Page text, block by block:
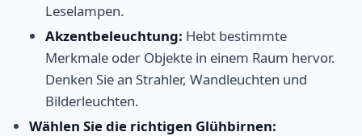
Leselampen.
Akzentbeleuchtung: Hebt bestimmte
Merkmale oder Objekte in einem Raum hervor.
Denken Sie an Strahler, Wandleuchten und
Bilderleuchten.
Wählen Sie die richtigen Glühbirnen: